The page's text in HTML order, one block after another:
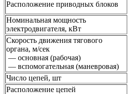
Расположение приводных блоков
Номинальная мощность
электродвигателя, кВт
Скорость движения тягового
органа, м/сек
— основная (рабочая)
— вспомогательная (маневровая)
Число цепей, шт
Расположение цепей